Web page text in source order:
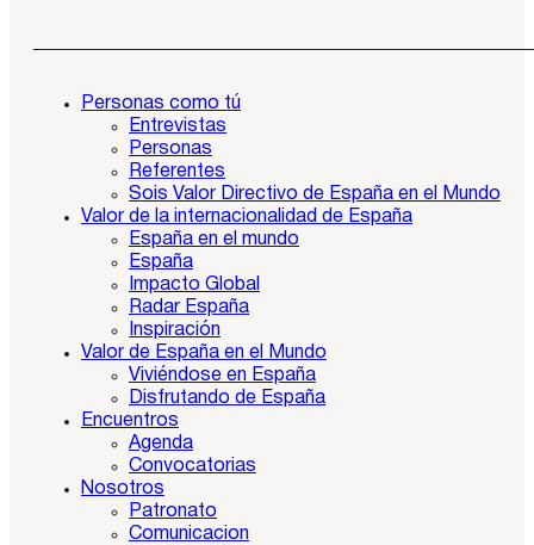
Personas como tú
Entrevistas
Personas
Referentes
Sois Valor Directivo de España en el Mundo
Valor de la internacionalidad de España
España en el mundo
España
Impacto Global
Radar España
Inspiración
Valor de España en el Mundo
Viviéndose en España
Disfrutando de España
Encuentros
Agenda
Convocatorias
Nosotros
Patronato
Comunicacion